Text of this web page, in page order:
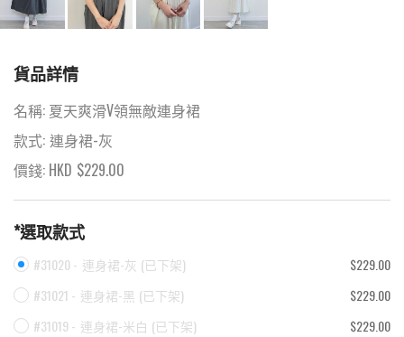
貨品詳情
名稱: 夏天爽滑V領無敵連身裙
款式: 連身裙-灰
價錢: HKD $229.00
*選取款式
#31020 - 連身裙-灰 (已下架)
$229.00
#31021 - 連身裙-黑 (已下架)
$229.00
#31019 - 連身裙-米白 (已下架) $229.00